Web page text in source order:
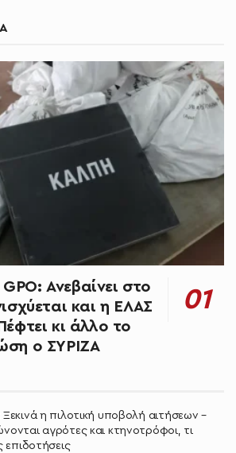
Ανεβαίνει στο
και η ΕΛΑΣ
κι άλλο το
ο ΣΥΡΙΖΑ
η πιλοτική υποβολή αιτήσεων –
αγρότες και κτηνοτρόφοι, τι
επιδοτήσεις